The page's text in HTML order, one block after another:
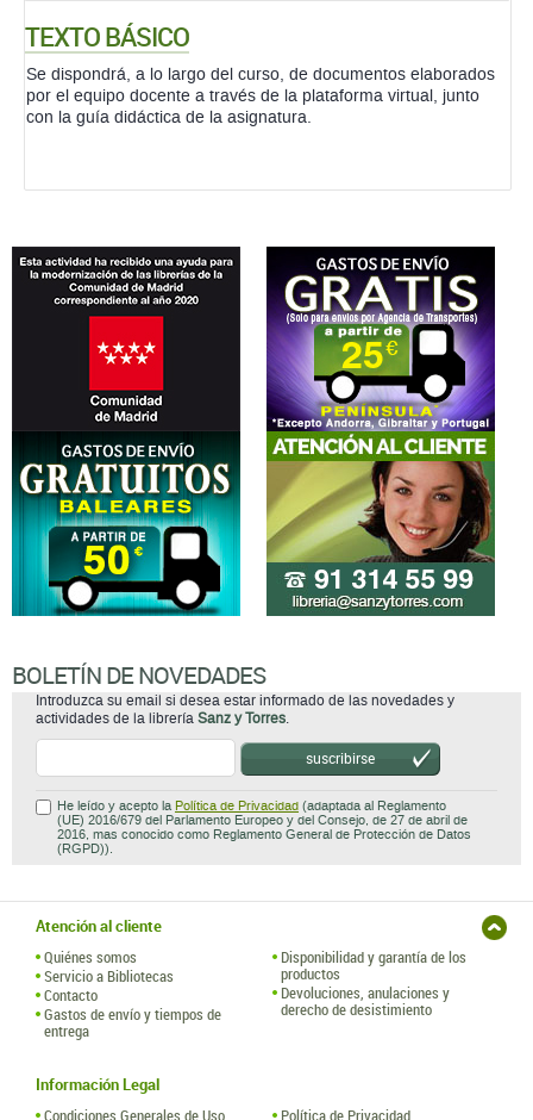
TEXTO BÁSICO
Se dispondrá, a lo largo del curso, de documentos elaborados
por el equipo docente a través de la plataforma virtual, junto
con la guía didáctica de la asignatura.
BOLETÍN DE NOVEDADES
Introduzca su email si desea estar informado de las novedades y
actividades de la librería Sanz y Torres.
suscribirse
He leído y acepto la Política de Privacidad (adaptada al Reglamento
(UE) 2016/679 del Parlamento Europeo y del Consejo, de 27 de abril de
2016, mas conocido como Reglamento General de Protección de Datos
(RGPD)).
Atención al cliente
Quiénes somos
Servicio a Bibliotecas
Contacto
Gastos de envío y tiempos de
entrega
Disponibilidad y garantía de los
productos
Devoluciones, anulaciones y
derecho de desistimiento
Información Legal
Condiciones Generales de Uso
Política de Privacidad